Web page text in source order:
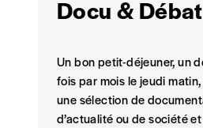
Je m'abonne à
Format papier
Format numérique
Docu & Débat
Un bon petit-déjeuner, un
fois par mois le jeudi
une sélection de
d’actualité ou de société